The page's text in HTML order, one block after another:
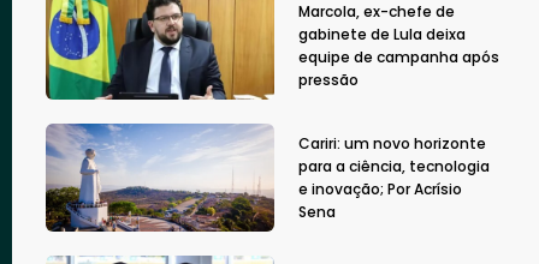
Marcola, ex-chefe de
gabinete de Lula deixa
equipe de campanha após
pressão
Cariri: um novo horizonte
para a ciência, tecnologia
e inovação; Por Acrísio
Sena